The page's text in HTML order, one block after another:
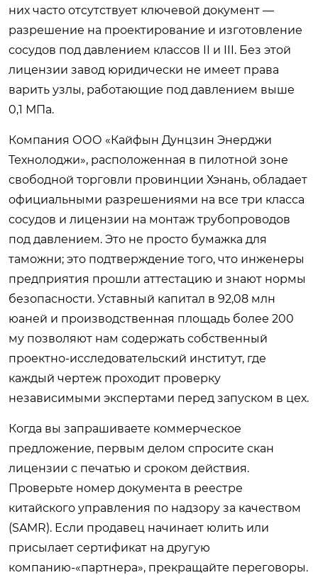
них часто отсутствует ключевой документ —
разрешение на проектирование и изготовление
сосудов под давлением классов II и III. Без этой
лицензии завод юридически не имеет права
варить узлы, работающие под давлением выше
0,1 МПа.
Компания ООО «Кайфын Дунцзин Энерджи
Технолоджи», расположенная в пилотной зоне
свободной торговли провинции Хэнань, обладает
официальными разрешениями на все три класса
сосудов и лицензии на монтаж трубопроводов
под давлением. Это не просто бумажка для
таможни; это подтверждение того, что инженеры
предприятия прошли аттестацию и знают нормы
безопасности. Уставный капитал в 92,08 млн
юаней и производственная площадь более 200
му позволяют нам содержать собственный
проектно-исследовательский институт, где
каждый чертеж проходит проверку
независимыми экспертами перед запуском в цех.
Когда вы запрашиваете коммерческое
предложение, первым делом спросите скан
лицензии с печатью и сроком действия.
Проверьте номер документа в реестре
китайского управления по надзору за качеством
(SAMR). Если продавец начинает юлить или
присылает сертификат на другую
компанию-«партнера», прекращайте переговоры.